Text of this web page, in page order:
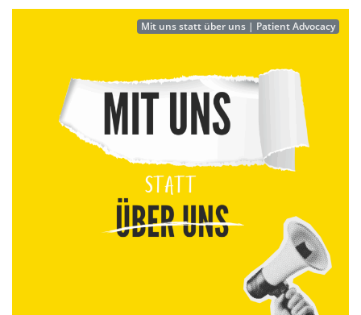
Mit uns statt über uns | Patient Advocacy